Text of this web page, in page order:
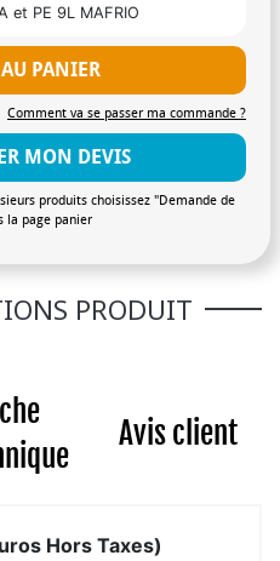
et PE 9L MAFRIO
PANIER
Comment va se passer ma commande ?
MON DEVIS
produits choisissez "Demande de
la page panier
PRODUIT
Avis client
Hors Taxes)